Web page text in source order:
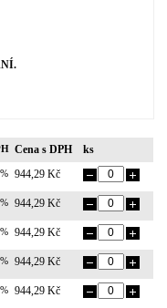
Cena s DPH
ks
944,29 Kč
944,29 Kč
944,29 Kč
944,29 Kč
944,29 Kč